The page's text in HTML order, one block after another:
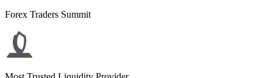
Forex Traders Summit